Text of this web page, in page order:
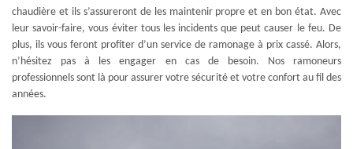
chaudière et ils s’assureront de les maintenir propre et en bon état. Avec
leur savoir-faire, vous éviter tous les incidents que peut causer le feu. De
plus, ils vous feront profiter d’un service de ramonage à prix cassé. Alors,
n’hésitez pas à les engager en cas de besoin. Nos ramoneurs
professionnels sont là pour assurer votre sécurité et votre confort au fil des
années.